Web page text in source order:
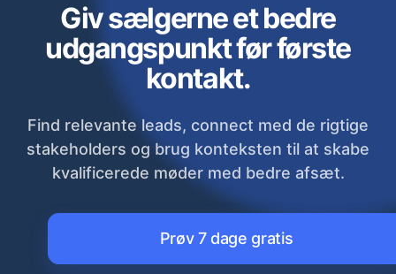
Giv sælgerne et bedre
udgangspunkt før første
kontakt.
Find relevante leads, connect med de rigtige
stakeholders og brug konteksten til at skabe
kvalificerede møder med bedre afsæt.
Prøv 7 dage gratis